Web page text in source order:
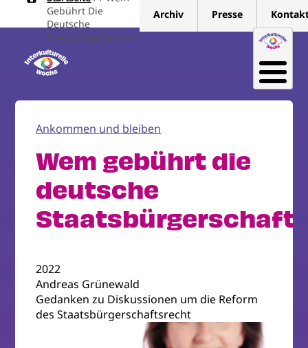
Direkt
Gebührt Die
Deutsche
Staatsbürgerschaft?
Archiv Presse
Ankommen und bleiben
Wem gebührt die
deutsche
2022
Andreas Grünewald
Gedanken zu Diskussionen um die Reform
des Staatsbürgerschaftsrecht